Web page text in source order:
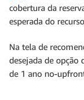
cobertura da
esperada do
Na tela de
desejada de opção
de 1 ano no-